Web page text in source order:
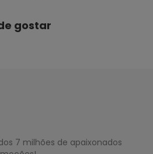
gostar
7 milhões de apaixonados